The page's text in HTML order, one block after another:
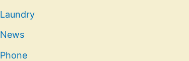
Laundry
News
Phone